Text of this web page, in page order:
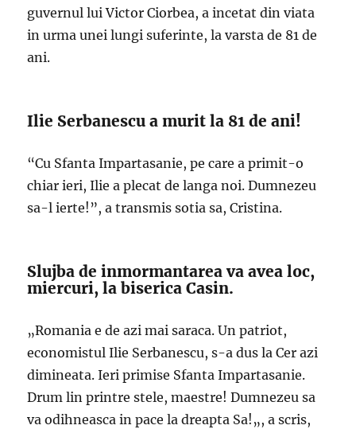
guvernul lui Victor Ciorbea, a incetat din viata
in urma unei lungi suferinte, la varsta de 81 de
ani.
Ilie Serbanescu a murit la 81 de ani!
“Cu Sfanta Impartasanie, pe care a primit-o
chiar ieri, Ilie a plecat de langa noi. Dumnezeu
sa-l ierte!”, a transmis sotia sa, Cristina.
Slujba de inmormantarea va avea loc,
miercuri, la biserica Casin.
„Romania e de azi mai saraca. Un patriot,
economistul Ilie Serbanescu, s-a dus la Cer azi
dimineata. Ieri primise Sfanta Impartasanie.
Drum lin printre stele, maestre! Dumnezeu sa
va odihneasca in pace la dreapta Sa!„, a scris,